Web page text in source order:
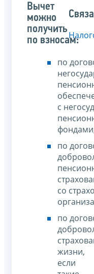
Вычет
можно
получить
по взносам:
по
с
по
со
по
жизни,
если